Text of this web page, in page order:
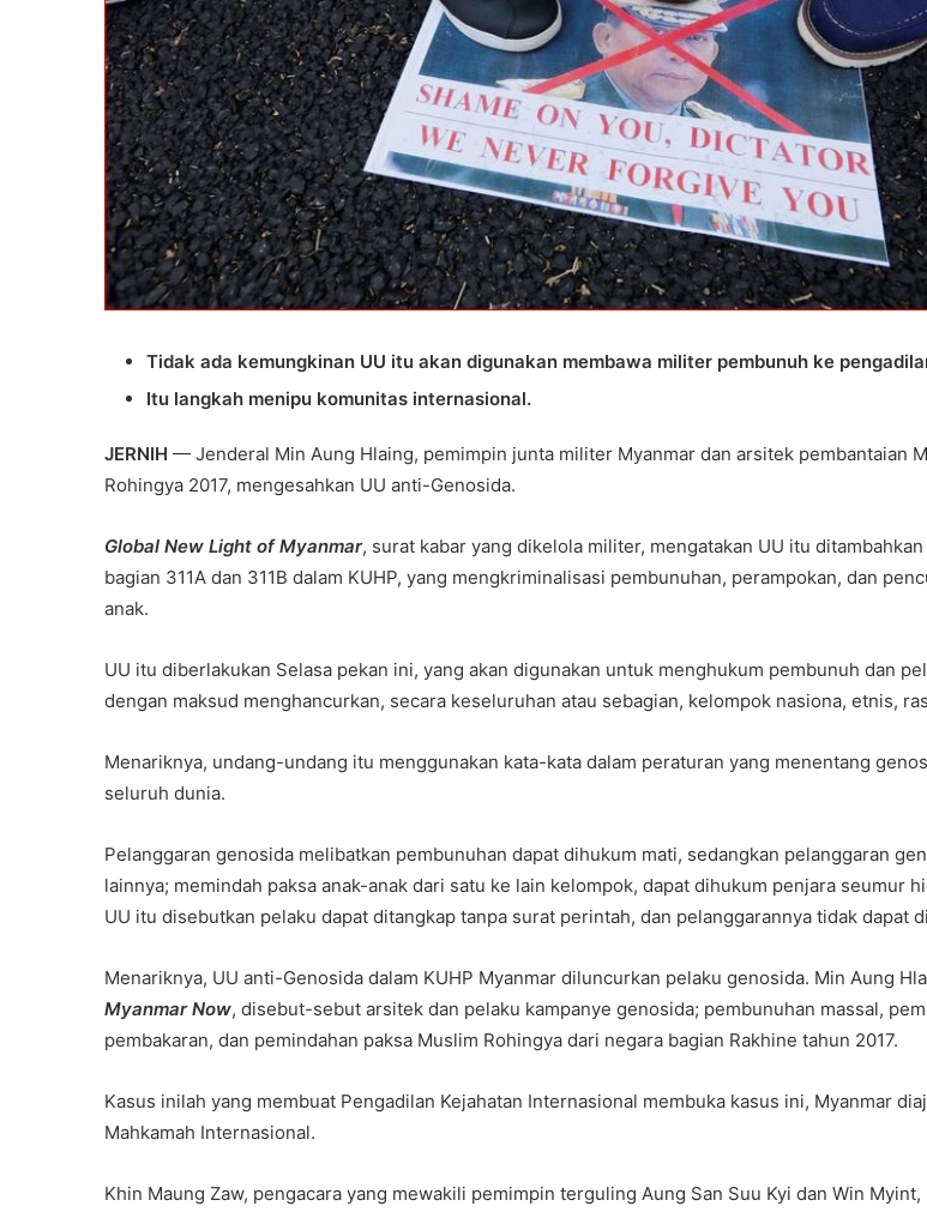
Tidak ada kemungkinan UU itu akan digunakan membawa militer pembunuh ke
Itu langkah menipu komunitas internasional.
JERNIH — Jenderal Min Aung Hlaing, pemimpin junta militer Myanmar dan arsitek pembantaian
Rohingya 2017, mengesahkan UU anti-Genosida.
Global New Light of Myanmar, surat kabar yang dikelola militer, mengatakan UU itu ditambahkan
bagian 311A dan 311B dalam KUHP, yang mengkriminalisasi pembunuhan, perampokan, dan
anak.
UU itu diberlakukan Selasa pekan ini, yang akan digunakan untuk menghukum pembunuh dan
dengan maksud menghancurkan, secara keseluruhan atau sebagian, kelompok nasiona, etnis,
Menariknya, undang-undang itu menggunakan kata-kata dalam peraturan yang menentang
seluruh dunia.
Pelanggaran genosida melibatkan pembunuhan dapat dihukum mati, sedangkan pelanggaran
lainnya; memindah paksa anak-anak dari satu ke lain kelompok, dapat dihukum penjara seumur
UU itu disebutkan pelaku dapat ditangkap tanpa surat perintah, dan pelanggarannya tidak dapat
Menariknya, UU anti-Genosida dalam KUHP Myanmar diluncurkan pelaku genosida. Min Aung
Myanmar Now, disebut-sebut arsitek dan pelaku kampanye genosida; pembunuhan massal,
pembakaran, dan pemindahan paksa Muslim Rohingya dari negara bagian Rakhine tahun 2017.
Kasus inilah yang membuat Pengadilan Kejahatan Internasional membuka kasus ini, Myanmar
Mahkamah Internasional.
Khin Maung Zaw, pengacara yang mewakili pemimpin terguling Aung San Suu Kyi dan Win Myint,